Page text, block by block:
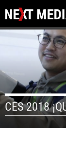
CES 2018